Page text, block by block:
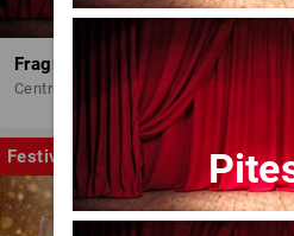
Festival